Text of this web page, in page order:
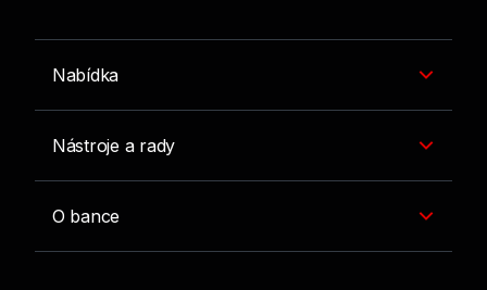
Nabídka
Nástroje a rady
O bance